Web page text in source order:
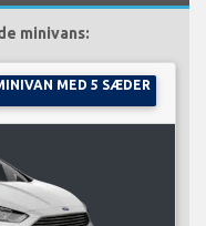
minivans:
MED 5 SÆDER